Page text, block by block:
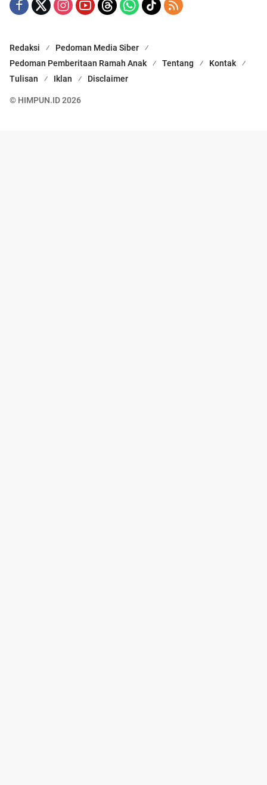
Redaksi
Pedoman Media Siber
Pedoman Pemberitaan Ramah Anak
Tentang
Kontak
Tulisan
Iklan Disclaimer
© HIMPUN.ID 2026